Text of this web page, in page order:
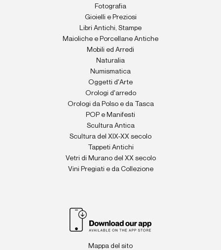
Fotografia
Gioielli e Preziosi
Libri Antichi, Stampe
Maioliche e Porcellane Antiche
Mobili ed Arredi
Naturalia
Numismatica
Oggetti d'Arte
Orologi d'arredo
Orologi da Polso e da Tasca
POP e Manifesti
Scultura Antica
Scultura del XIX-XX secolo
Tappeti Antichi
Vetri di Murano del XX secolo
Vini Pregiati e da Collezione
Mappa del sito